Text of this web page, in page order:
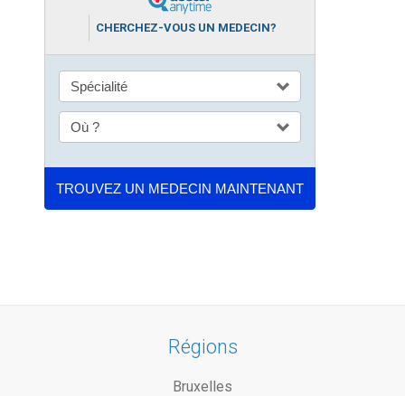
CHERCHEZ-VOUS UN MEDECIN?
Régions
Bruxelles